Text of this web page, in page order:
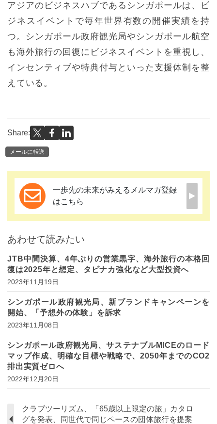
アジアのビジネスハブであるシンガポールは、ビ
ジネスイベントで毎年世界有数の開催実績を持
つ。シンガポール政府観光局やシンガポール航空
も海外旅行の回復にビジネスイベントを重視し、
インセンティブや特典付与といった支援体制を整
えている。
Share:
メールに転送
一歩先の未来がみえるメルマガ登録
はこちら
あわせて読みたい
JTB中間決算、4年ぶりの営業黒字、海外旅行の本格回
復は2025年と想定、タビナカ強化など大型投資へ
2023年11月19日
シンガポール政府観光局、新ブランドキャンペーンを
開始、「予想外の体験」を訴求
2023年11月08日
シンガポール政府観光局、サステナブルMICEのロード
マップ作成、明確な目標や戦略で、2050年までのCO2
排出実質ゼロへ
2022年12月20日
クラブツーリズム、「65歳以上限定の旅」カタロ
グを発表、同世代で同じペースの団体旅行を提案